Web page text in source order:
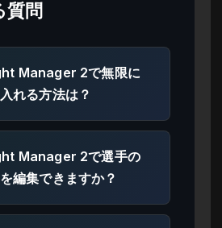
質問
Manager 2で無限に
れる方法は？
Manager 2で選手の
編集できますか？